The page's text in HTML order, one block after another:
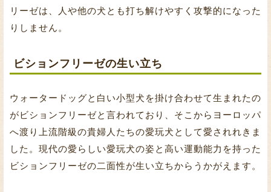
リーゼは、人や他の犬とも打ち解けやすく攻撃的になった
りしません。
ビションフリーゼの生い立ち
ウォータードッグと白い小型犬を掛け合わせて生まれたの
がビションフリーゼと言われており、そこからヨーロッパ
へ渡り上流階級の貴婦人たちの愛玩犬として愛されれきま
した。現代の愛らしい愛玩犬の姿と高い運動能力を持った
ビションフリーゼの二面性が生い立ちからうかがえます。